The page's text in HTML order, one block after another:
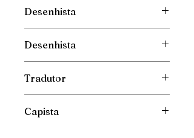
Desenhista
Desenhista
Tradutor
Capista